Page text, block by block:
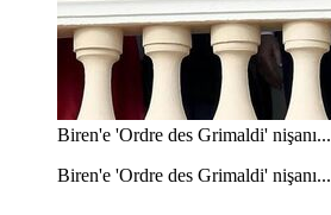
Biren'e 'Ordre des Grimaldi' nişanı...
Biren'e 'Ordre des Grimaldi' nişanı...